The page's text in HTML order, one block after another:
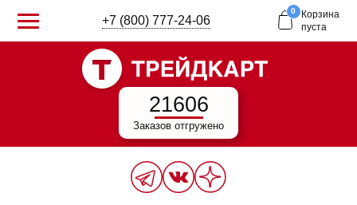
+7 (800) 777-24-06
0
Корзина
пуста
21606
Заказов отгружено